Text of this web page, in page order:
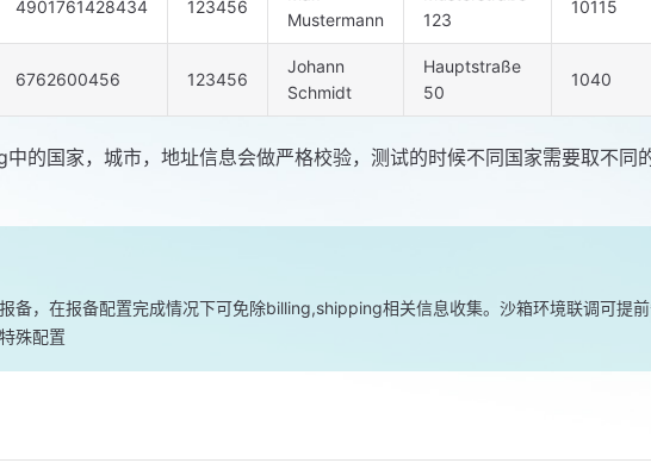
4901761428434 123456
Mustermann
123
10115
6762600456 123456
Johann
Schmidt
Hauptstraße
50
1040
的国家，城市，地址信息会做严格校验，测试的时候不同国家需要取不同
备，在报备配置完成情况下可免除billing,shipping相关信息收集。沙箱环境联调可提
殊配置